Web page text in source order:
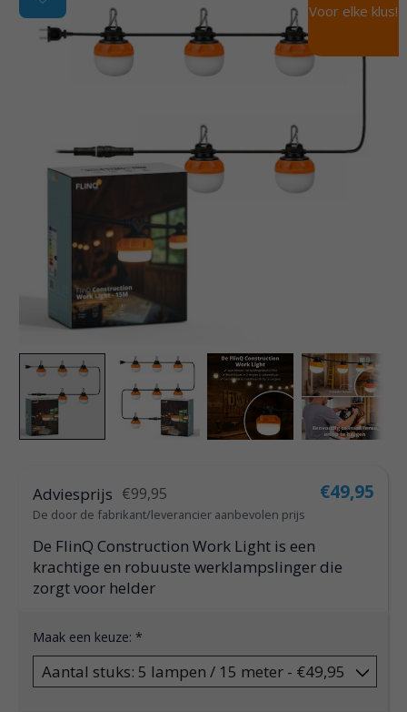
Voor elke klus!
Adviesprijs €99,95
De door de fabrikant/leverancier aanbevolen prijs
€49,95
De FlinQ Construction Work Light is een
krachtige en robuuste werklampslinger die
zorgt voor helder
Maak een keuze:*